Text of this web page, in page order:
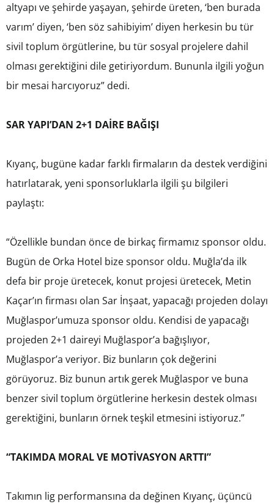
altyapı ve şehirde yaşayan, şehirde üreten, ‘ben burada
varım’ diyen, ‘ben söz sahibiyim’ diyen herkesin bu tür
sivil toplum örgütlerine, bu tür sosyal projelere dahil
olması gerektiğini dile getiriyordum. Bununla ilgili yoğun
bir mesai harcıyoruz” dedi.
SAR YAPI’DAN 2+1 DAİRE BAĞIŞI
Kıyanç, bugüne kadar farklı firmaların da destek verdiğini
hatırlatarak, yeni sponsorluklarla ilgili şu bilgileri
paylaştı:
“Özellikle bundan önce de birkaç firmamız sponsor oldu.
Bugün de Orka Hotel bize sponsor oldu. Muğla’da ilk
defa bir proje üretecek, konut projesi üretecek, Metin
Kaçar’ın firması olan Sar İnşaat, yapacağı projeden dolayı
Muğlaspor’umuza sponsor oldu. Kendisi de yapacağı
projeden 2+1 daireyi Muğlaspor’a bağışlıyor,
Muğlaspor’a veriyor. Biz bunların çok değerini
görüyoruz. Biz bunun artık gerek Muğlaspor ve buna
benzer sivil toplum örgütlerine herkesin destek olması
gerektiğini, bunların örnek teşkil etmesini istiyoruz.”
“TAKIMDA MORAL VE MOTİVASYON ARTTI”
Takımın lig performansına da değinen Kıyanç, üçüncü